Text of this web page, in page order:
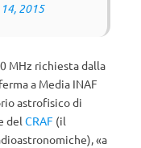
2015
MHz richiesta dalla
a Media INAF
astrofisico di
del CRAF (il
«a